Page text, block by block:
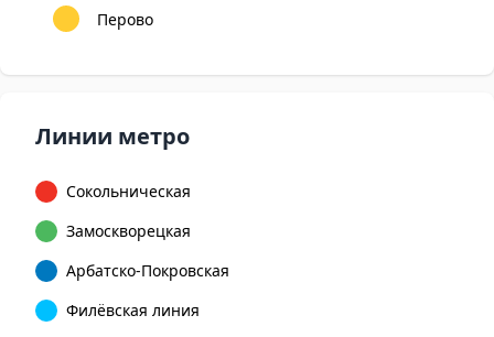
Перово
Линии метро
Сокольническая
Замоскворецкая
Арбатско-Покровская
Филёвская линия